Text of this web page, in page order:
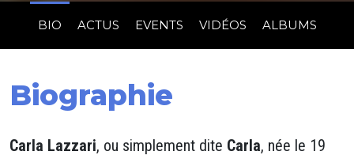
BIO ACTUS EVENTS VIDÉOS ALBUMS
Biographie
Carla Lazzari, ou simplement dite Carla, née le 19